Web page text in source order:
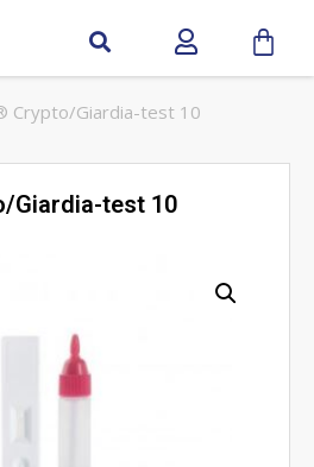
Crypto/Giardia-test 10
Giardia-test 10